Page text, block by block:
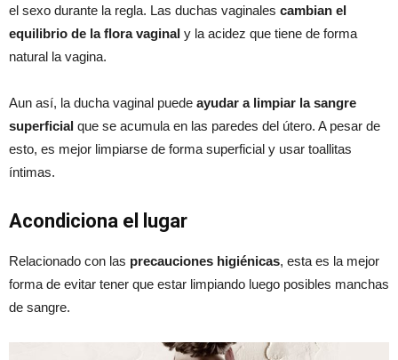
el sexo durante la regla. Las duchas vaginales cambian el
equilibrio de la flora vaginal y la acidez que tiene de forma
natural la vagina.
Aun así, la ducha vaginal puede ayudar a limpiar la sangre
superficial que se acumula en las paredes del útero. A pesar de
esto, es mejor limpiarse de forma superficial y usar toallitas
íntimas.
Acondiciona el lugar
Relacionado con las precauciones higiénicas, esta es la mejor
forma de evitar tener que estar limpiando luego posibles manchas
de sangre.